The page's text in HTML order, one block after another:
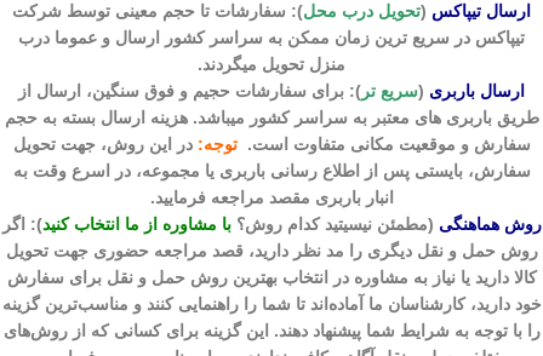
ارسال تیپاکس (تحویل درب محل): سفارشات تا حجم معینی توسط شرکت
تیپاکس در سریع ترین زمان ممکن به سراسر کشور ارسال و عموما درب
منزل تحویل میگردند.
ارسال باربری (سریع تر ): برای سفارشات حجیم و فوق سنگین، ارسال از
طریق باربری های معتبر به سراسر کشور میباشد. هزینه ارسال بسته به حجم
سفارش و موقعیت مکانی متفاوت است. توجه:در این روش، جهت تحویل
سفارش، بایستی پس از اطلاع رسانی باربری یا مجموعه، در اسرع وقت به
انبار باربری مقصد مراجعه فرمایید.
روش هماهنگی (مطمئن نیسیتید کدام روش؟با مشاوره از ما انتخاب کنید): اگر
روش حمل و نقل دیگری را مد نظر دارید، قصد مراجعه حضوری جهت تحویل
کالا دارید یا نیاز به مشاوره در انتخاب بهترین روش حمل و نقل برای سفارش
خود دارید، کارشناسان ما آماده‌اند تا شما را راهنمایی کنند و مناسب‌ترین گزینه
را با توجه به شرایط شما پیشنهاد دهند. این گزینه برای کسانی که از روش‌های